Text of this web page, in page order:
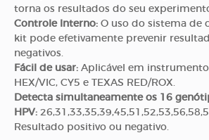
torna os resultados do seu
Controle Interno: O uso do sistema de
kit pode efetivamente prevenir
negativos.
Fácil de usar: Aplicável em
HEX/VIC, CY5 e TEXAS RED/ROX.
Detecta simultaneamente os 16
HPV:
Resultado positivo ou negativo.